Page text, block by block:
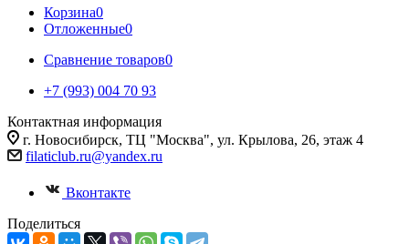
Корзина0
Отложенные0
Сравнение товаров0
+7 (993) 004 70 93
Контактная информация
г. Новосибирск, ТЦ "Москва", ул. Крылова, 26, этаж 4
filaticlub.ru@yandex.ru
Вконтакте
Поделиться